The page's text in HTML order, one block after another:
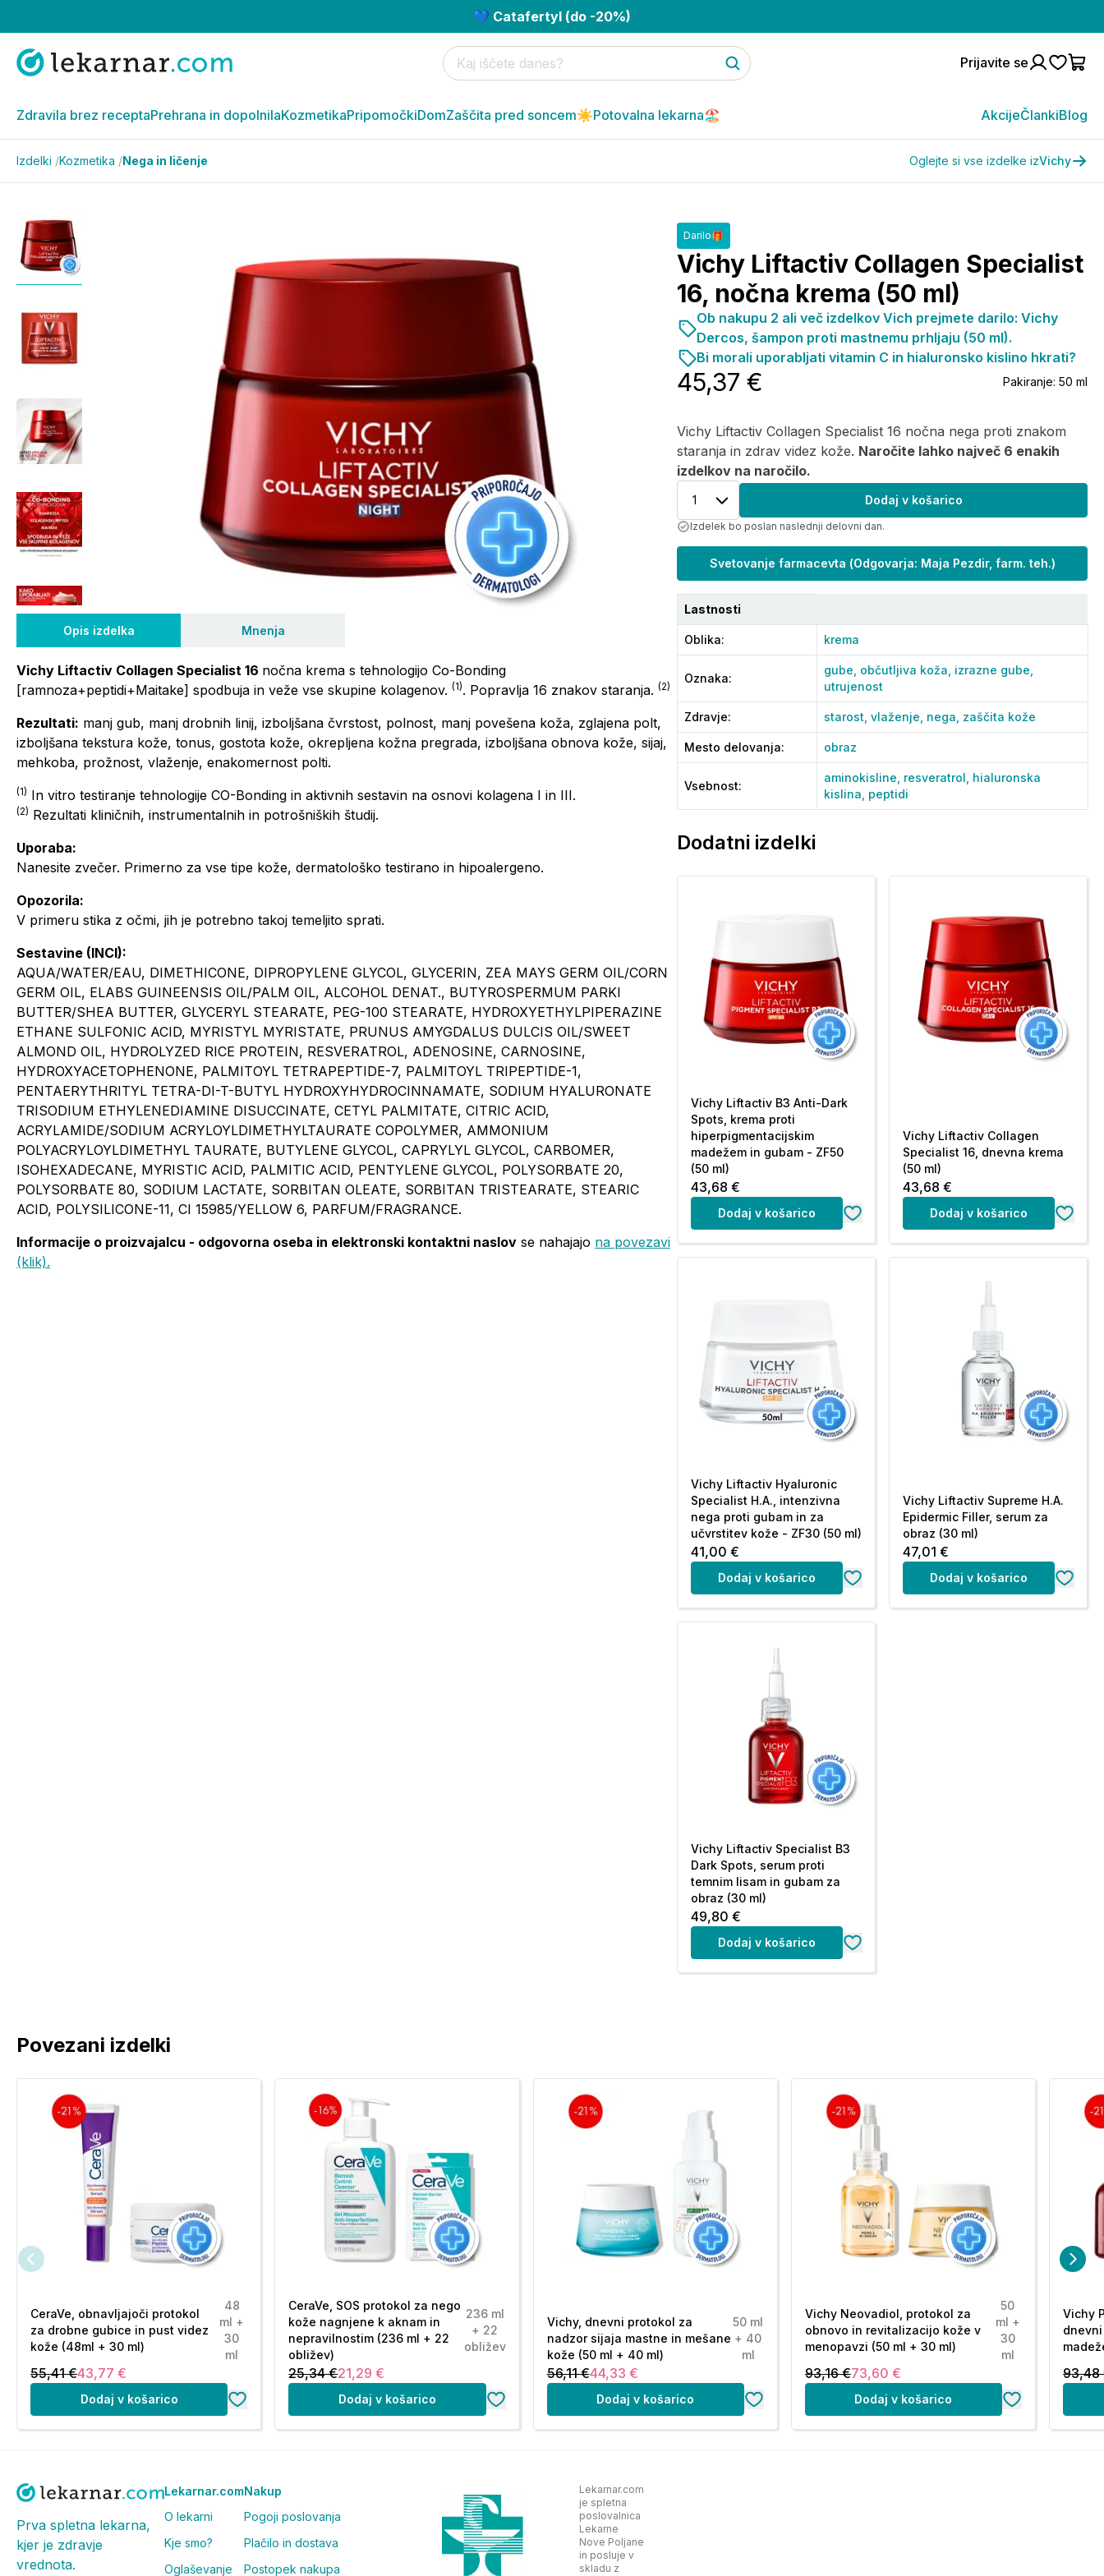
💙 Catafertyl (do -20%)
Prijavite se
Zdravila brez receptaPrehrana in dopolnilaKozmetikaPripomočkiDomZaščita pred soncem☀️Potovalna lekarna🏖️ AkcijeČlankiBlog
Izdelki /Kozmetika /Nega in ličenje Oglejte si vse izdelke izVichy
Opis izdelka Mnenja
Vichy Liftactiv Collagen Specialist 16 nočna krema s tehnologijo Co-Bonding
[ramnoza+peptidi+Maitake] spodbuja in veže vse skupine kolagenov. (1). Popravlja 16 znakov staranja. (2)
Rezultati: manj gub, manj drobnih linij, izboljšana čvrstost, polnost, manj povešena koža, zglajena polt,
izboljšana tekstura kože, tonus, gostota kože, okrepljena kožna pregrada, izboljšana obnova kože, sijaj,
mehkoba, prožnost, vlaženje, enakomernost polti.
(1) In vitro testiranje tehnologije CO-Bonding in aktivnih sestavin na osnovi kolagena I in III.
(2) Rezultati kliničnih, instrumentalnih in potrošniških študij.
Uporaba:
Nanesite zvečer. Primerno za vse tipe kože, dermatološko testirano in hipoalergeno.
Opozorila:
V primeru stika z očmi, jih je potrebno takoj temeljito sprati.
Sestavine (INCI):
AQUA/WATER/EAU, DIMETHICONE, DIPROPYLENE GLYCOL, GLYCERIN, ZEA MAYS GERM OIL/CORN
GERM OIL, ELABS GUINEENSIS OIL/PALM OIL, ALCOHOL DENAT., BUTYROSPERMUM PARKI
BUTTER/SHEA BUTTER, GLYCERYL STEARATE, PEG-100 STEARATE, HYDROXYETHYLPIPERAZINE
ETHANE SULFONIC ACID, MYRISTYL MYRISTATE, PRUNUS AMYGDALUS DULCIS OIL/SWEET
ALMOND OIL, HYDROLYZED RICE PROTEIN, RESVERATROL, ADENOSINE, CARNOSINE,
HYDROXYACETOPHENONE, PALMITOYL TETRAPEPTIDE-7, PALMITOYL TRIPEPTIDE-1,
PENTAERYTHRITYL TETRA-DI-T-BUTYL HYDROXYHYDROCINNAMATE, SODIUM HYALURONATE
TRISODIUM ETHYLENEDIAMINE DISUCCINATE, CETYL PALMITATE, CITRIC ACID,
ACRYLAMIDE/SODIUM ACRYLOYLDIMETHYLTAURATE COPOLYMER, AMMONIUM
POLYACRYLOYLDIMETHYL TAURATE, BUTYLENE GLYCOL, CAPRYLYL GLYCOL, CARBOMER,
ISOHEXADECANE, MYRISTIC ACID, PALMITIC ACID, PENTYLENE GLYCOL, POLYSORBATE 20,
POLYSORBATE 80, SODIUM LACTATE, SORBITAN OLEATE, SORBITAN TRISTEARATE, STEARIC
ACID, POLYSILICONE-11, CI 15985/YELLOW 6, PARFUM/FRAGRANCE.
Informacije o proizvajalcu - odgovorna oseba in elektronski kontaktni naslov se nahajajo na povezavi
(klik).
Darilo🎁
Vichy Liftactiv Collagen Specialist
16, nočna krema (50 ml)
Vichy Liftactiv Collagen Specialist 16 nočna nega proti znakom
staranja in zdrav videz kože. Naročite lahko največ 6 enakih
izdelkov na naročilo.
45,37 € Pakiranje: 50 ml
Ob nakupu 2 ali več izdelkov Vich prejmete darilo: Vichy
Dercos, šampon proti mastnemu prhljaju (50 ml).
Bi morali uporabljati vitamin C in hialuronsko kislino hkrati?
1 Dodaj v košarico
Izdelek bo poslan naslednji delovni dan.
Svetovanje farmacevta (Odgovarja: Maja Pezdir, farm. teh.)
Lastnosti
Oblika: krema
Oznaka:
gube, občutljiva koža, izrazne gube,
utrujenost
Zdravje: starost, vlaženje, nega, zaščita kože
Mesto delovanja: obraz
Vsebnost:
aminokisline, resveratrol, hialuronska
kislina, peptidi
Dodatni izdelki
Vichy Liftactiv B3 Anti-Dark
Spots, krema proti
hiperpigmentacijskim
madežem in gubam - ZF50
(50 ml)
43,68 €
Dodaj v košarico
Vichy Liftactiv Collagen
Specialist 16, dnevna krema
(50 ml)
43,68 €
Dodaj v košarico
Vichy Liftactiv Hyaluronic
Specialist H.A., intenzivna
nega proti gubam in za
učvrstitev kože - ZF30 (50 ml)
41,00 €
Dodaj v košarico
Vichy Liftactiv Supreme H.A.
Epidermic Filler, serum za
obraz (30 ml)
47,01 €
Dodaj v košarico
Vichy Liftactiv Specialist B3
Dark Spots, serum proti
temnim lisam in gubam za
obraz (30 ml)
49,80 €
Dodaj v košarico
Povezani izdelki
CeraVe, obnavljajoči protokol
za drobne gubice in pust videz
kože (48ml + 30 ml)
48
ml +
30
ml
55,41 €43,77 €
Dodaj v košarico
CeraVe, SOS protokol za nego
kože nagnjene k aknam in
nepravilnostim (236 ml + 22
obližev)
236 ml
+ 22
obližev
25,34 €21,29 €
Dodaj v košarico
Vichy, dnevni protokol za
nadzor sijaja mastne in mešane
kože (50 ml + 40 ml)
50 ml
+ 40
ml
56,11 €44,33 €
Dodaj v košarico
Vichy Neovadiol, protokol za
obnovo in revitalizacijo kože v
menopavzi (50 ml + 30 ml)
50
ml +
30
ml
93,16 €73,60 €
Dodaj v košarico
Vichy
93,48
Prva spletna lekarna,
kjer je zdravje
vrednota.
Lekarnar.com
O lekarni
Kje smo?
Oglaševanje
Nakup
Pogoji poslovanja
Plačilo in dostava
Postopek nakupa
Lekarnar.com
je spletna
poslovalnica
Lekarne
Nove Poljane
in posluje v
skladu z